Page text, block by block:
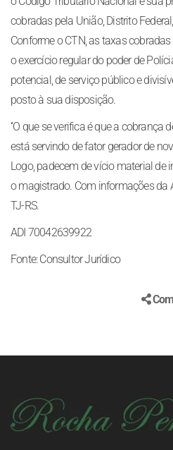
cobradas pela União, Distrito
Conforme o CTN, as taxas
o exercício regular do poder de
potencial, de serviço público e
posto à sua disposição.
‘‘O que se verifica é que a
está servindo de fator gerador de
Logo, padecem de vício material de
o magistrado. Com informações da
TJ-RS.
ADI 70042639922
Fonte: Consultor Jurídico